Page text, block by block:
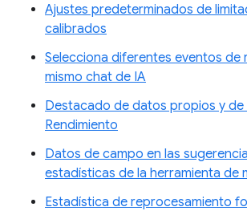
Ajustes predeterminados de
calibrados
Selecciona diferentes eventos de
mismo chat de IA
Destacado de datos propios y
Rendimiento
Datos de campo en las
estadísticas de la herramienta de
Estadística de reprocesamiento